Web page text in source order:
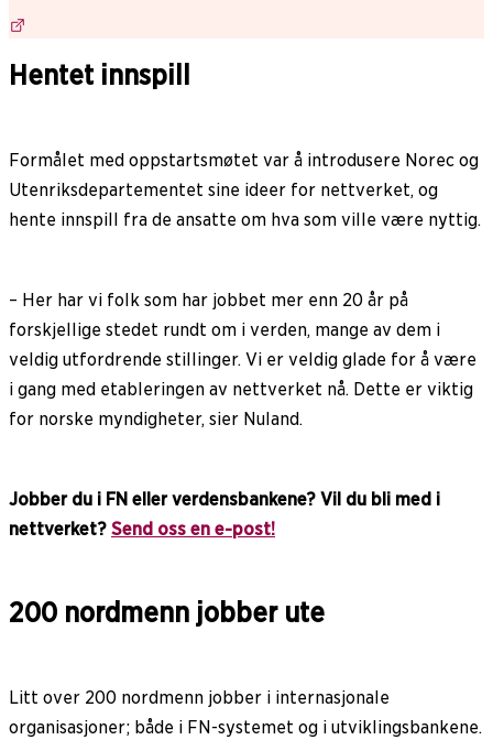
Hentet innspill
Formålet med oppstartsmøtet var å introdusere Norec og
Utenriksdepartementet sine ideer for nettverket, og
hente innspill fra de ansatte om hva som ville være nyttig.
– Her har vi folk som har jobbet mer enn 20 år på
forskjellige stedet rundt om i verden, mange av dem i
veldig utfordrende stillinger. Vi er veldig glade for å være
i gang med etableringen av nettverket nå. Dette er viktig
for norske myndigheter, sier Nuland.
Jobber du i FN eller verdensbankene? Vil du bli med i
nettverket? Send oss en e-post!
200 nordmenn jobber ute
Litt over 200 nordmenn jobber i internasjonale
organisasjoner; både i FN-systemet og i utviklingsbankene.